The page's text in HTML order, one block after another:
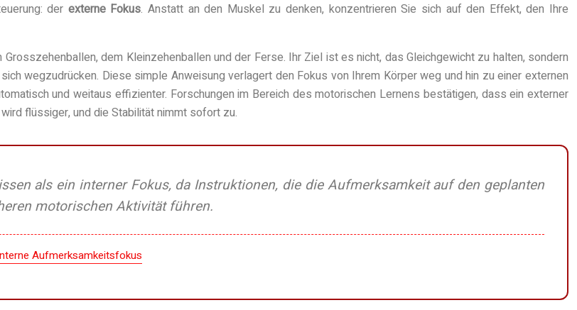
der externe Fokus. Anstatt an den Muskel zu denken, konzentrieren Sie sich auf den Effekt, den Ihre
dem Kleinzehenballen und der Ferse. Ihr Ziel ist es nicht, das Gleichgewicht zu halten, sondern
wegzudrücken. Diese simple Anweisung verlagert den Fokus von Ihrem Körper weg und hin zu einer externen
und weitaus effizienter. Forschungen im Bereich des motorischen Lernens bestätigen, dass ein externer
flüssiger, und die Stabilität nimmt sofort zu.
als ein interner Fokus, da Instruktionen, die die Aufmerksamkeit auf den geplanten
motorischen Aktivität führen.
Aufmerksamkeitsfokus